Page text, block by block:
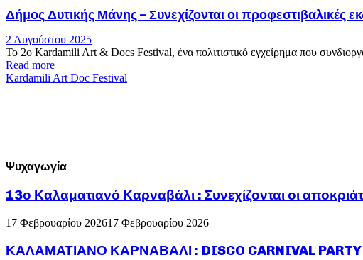
Δήμος Δυτικής Μάνης – Συνεχίζονται οι
2 Αυγούστου 2025
Το 2ο Kardamili Art & Docs Festival, ένα πολιτιστικό εγχείρημα που
Read more
Kardamili Art Doc Festival
Ψυχαγωγία
13ο Καλαματιανό Καρναβάλι : Συνεχίζονται οι
17 Φεβρουαρίου 202617 Φεβρουαρίου 2026
ΚΑΛΑΜΑΤΙΑΝΟ ΚΑΡΝΑΒΑΛΙ : DISCO CARNIVAL